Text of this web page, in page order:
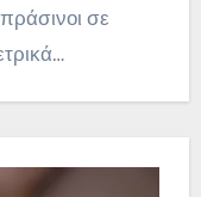
σε